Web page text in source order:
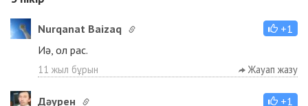
Nurqanat Baizaq
+1
Иә, ол рас.
11 жыл бұрын Жауап жазу
Дәурен
+1